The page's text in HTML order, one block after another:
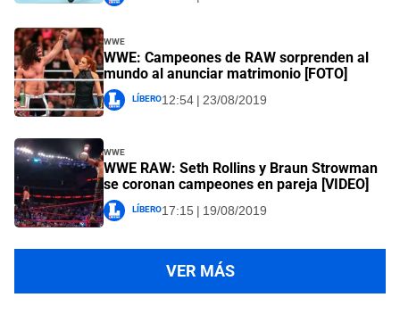
WWE
WWE: Campeones de RAW sorprenden al
mundo al anunciar matrimonio [FOTO]
Líbero12:54 | 23/08/2019
WWE
WWE RAW: Seth Rollins y Braun Strowman
se coronan campeones en pareja [VIDEO]
Líbero17:15 | 19/08/2019
VER MÁS